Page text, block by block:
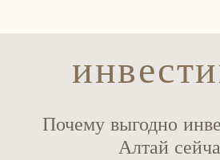
Почему выгодно
Алтай